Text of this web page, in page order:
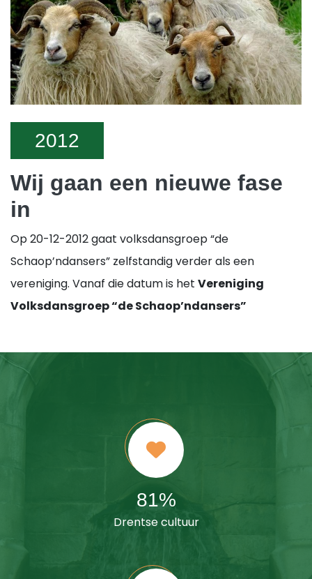
2012
Wij gaan een nieuwe fase
in
Op 20-12-2012 gaat volksdansgroep “de
Schaop’ndansers” zelfstandig verder als een
vereniging. Vanaf die datum is het Vereniging
Volksdansgroep “de Schaop’ndansers”
100%
Drentse cultuur